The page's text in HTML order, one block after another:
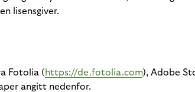
lisensgiver.
Fotolia ( https://de.fotolia.com), Adobe
angitt nedenfor.